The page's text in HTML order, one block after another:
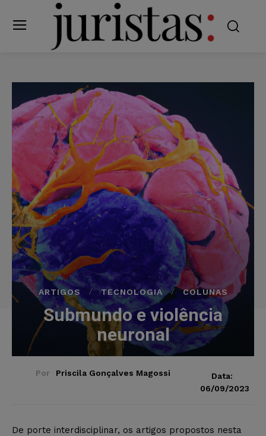
ARTIGOS TECNOLOGIA COLUNAS
Submundo e violência
neuronal
Por Priscila Gonçalves Magossi
Data:
06/09/2023
De porte interdisciplinar, os artigos propostos nesta